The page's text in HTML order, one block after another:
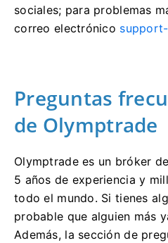
sociales; para problemas
correo electrónico
Preguntas
de Olymptrade
Olymptrade es un bróker
5 años de experiencia y
todo el mundo. Si tienes
probable que alguien más
Además, la sección de